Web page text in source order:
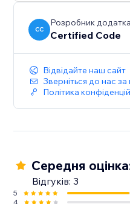
CC
Розробник додатка
Certified Code
Відвідайте наш сайт
Зверніться до нас
Політика
Середня
Відгуків: 3
5
4